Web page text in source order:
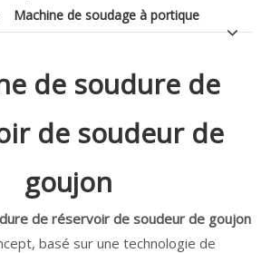
Machine de soudage à portique
de soudure de
de soudeur de
goujon
de réservoir de soudeur de goujon
basé sur une technologie de